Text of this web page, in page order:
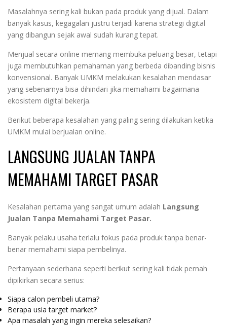
Masalahnya sering kali bukan pada produk yang dijual. Dalam
banyak kasus, kegagalan justru terjadi karena strategi digital
yang dibangun sejak awal sudah kurang tepat.
Menjual secara online memang membuka peluang besar, tetapi
juga membutuhkan pemahaman yang berbeda dibanding bisnis
konvensional. Banyak UMKM melakukan kesalahan mendasar
yang sebenarnya bisa dihindari jika memahami bagaimana
ekosistem digital bekerja.
Berikut beberapa kesalahan yang paling sering dilakukan ketika
UMKM mulai berjualan online.
LANGSUNG JUALAN TANPA
MEMAHAMI TARGET PASAR
Kesalahan pertama yang sangat umum adalah Langsung
Jualan Tanpa Memahami Target Pasar.
Banyak pelaku usaha terlalu fokus pada produk tanpa benar-
benar memahami siapa pembelinya.
Pertanyaan sederhana seperti berikut sering kali tidak pernah
dipikirkan secara serius:
Siapa calon pembeli utama?
Berapa usia target market?
Apa masalah yang ingin mereka selesaikan?